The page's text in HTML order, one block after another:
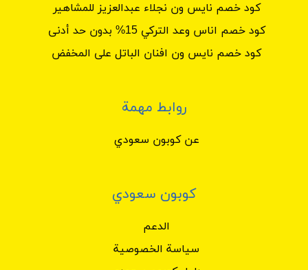
كود خصم نايس ون نجلاء عبدالعزيز للمشاهير
كود خصم اناس وعد التركي 15% بدون حد أدنى
كود خصم نايس ون افنان الباتل على المخفض
روابط مهمة
عن كوبون سعودي
كوبون سعودي
الدعم
سياسة الخصوصية